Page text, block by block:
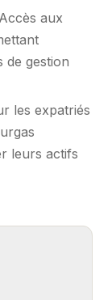
aux
de gestion
les expatriés
leurs actifs